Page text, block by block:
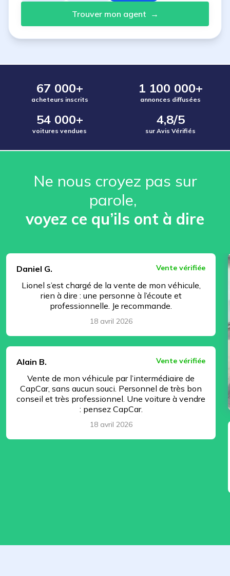
Trouver mon agent →
67 000+
acheteurs inscrits
1 100 000+
annonces diffusées
54 000+
voitures vendues
4,8/5
sur Avis Vérifiés
Ne nous croyez pas sur
parole, ️
voyez ce qu’ils ont à dire
Daniel G.
Vente vérifiée
Lionel s’est chargé de la vente de mon véhicule,
rien à dire : une personne à l’écoute et
professionnelle. Je recommande.
18 avril 2026
Alain B. Vente vérifiée
Vente de mon véhicule par l’intermédiaire de
CapCar, sans aucun souci. Personnel de très bon
conseil et très professionnel. Une voiture à vendre
: pensez CapCar.
18 avril 2026